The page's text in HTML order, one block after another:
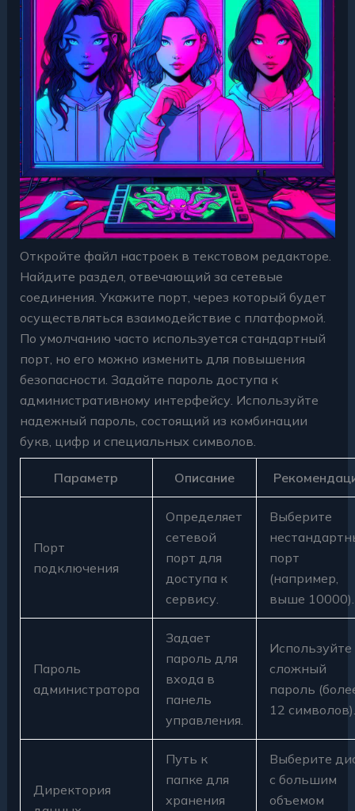
Откройте файл настроек в текстовом редакторе.
Найдите раздел, отвечающий за сетевые
соединения. Укажите порт, через который будет
осуществляться взаимодействие с платформой.
По умолчанию часто используется стандартный
порт, но его можно изменить для повышения
безопасности. Задайте пароль доступа к
административному интерфейсу. Используйте
надежный пароль, состоящий из комбинации
букв, цифр и специальных символов.
Параметр Описание
Порт
подключения
Определяет
сетевой
порт для
доступа к
сервису.
Выберите
порт
(например,
выше 10000).
Пароль
администратора
Задает
пароль для
входа в
панель
управления.
Используйте
сложный
пароль
12 символов).
Директория
Путь к
папке для
хранения
Выберите
с большим
объемом